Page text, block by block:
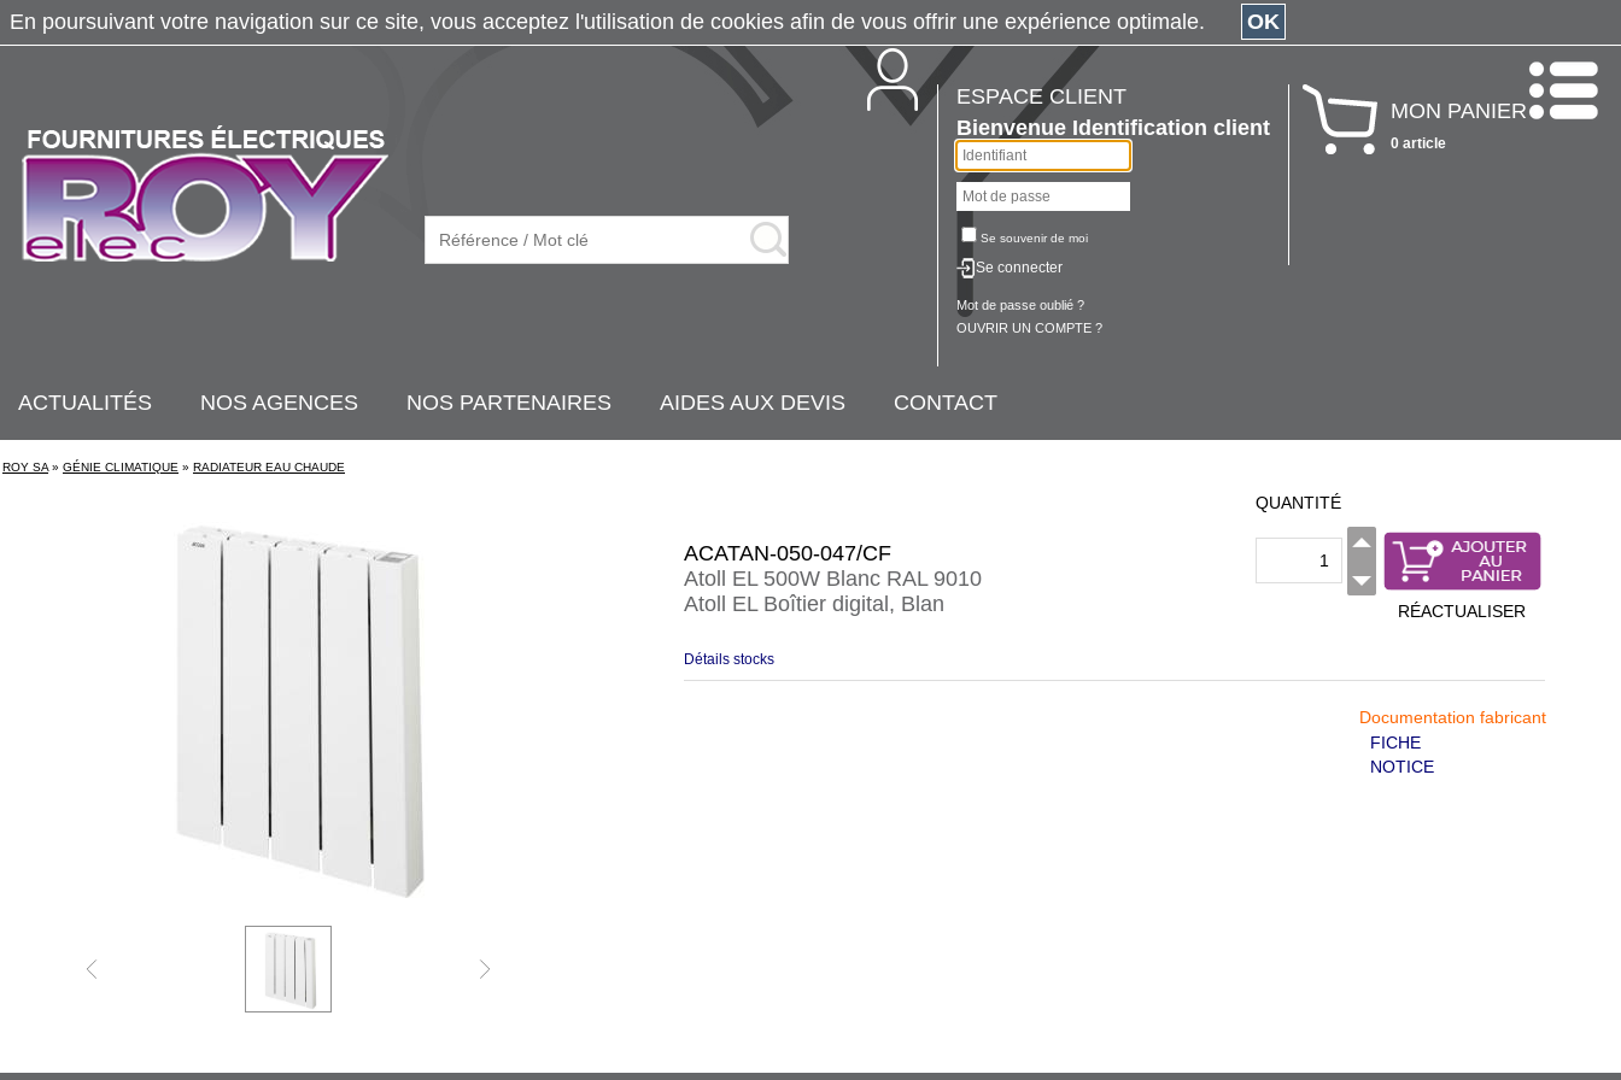
ESPACE CLIENT
Bienvenue Identification client
Se souvenir de moi
Se connecter
Mot de passe oublié ?
OUVRIR UN COMPTE ?
MON PANIER
0 article
ACTUALITÉS NOS AGENCES NOS PARTENAIRES AIDES AUX DEVIS CONTACT
ROY SA » GÉNIE CLIMATIQUE » RADIATEUR EAU CHAUDE
ACATAN-050-047/CF
Atoll EL 500W Blanc RAL 9010
Atoll EL Boîtier digital, Blan
QUANTITÉ
RÉACTUALISER
Détails stocks
Documentation fabricant
FICHE
NOTICE
En poursuivant votre navigation sur ce site, vous acceptez l'utilisation de cookies afin de vous offrir une expérience optimale. OK